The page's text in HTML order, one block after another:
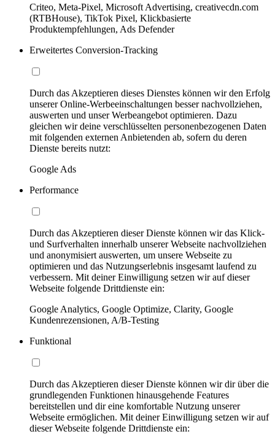
Criteo, Meta-Pixel, Microsoft Advertising, creativecdn.com
(RTBHouse), TikTok Pixel, Klickbasierte
Produktempfehlungen, Ads Defender
Erweitertes Conversion-Tracking
Durch das Akzeptieren dieses Dienstes können wir den Erfolg
unserer Online-Werbeeinschaltungen besser nachvollziehen,
auswerten und unser Werbeangebot optimieren. Dazu
gleichen wir deine verschlüsselten personenbezogenen Daten
mit folgenden externen Anbietenden ab, sofern du deren
Dienste bereits nutzt:
Google Ads
Performance
Durch das Akzeptieren dieser Dienste können wir das Klick-
und Surfverhalten innerhalb unserer Webseite nachvollziehen
und anonymisiert auswerten, um unsere Webseite zu
optimieren und das Nutzungserlebnis insgesamt laufend zu
verbessern. Mit deiner Einwilligung setzen wir auf dieser
Webseite folgende Drittdienste ein:
Google Analytics, Google Optimize, Clarity, Google
Kundenrezensionen, A/B-Testing
Funktional
Durch das Akzeptieren dieser Dienste können wir dir über die
grundlegenden Funktionen hinausgehende Features
bereitstellen und dir eine komfortable Nutzung unserer
Webseite ermöglichen. Mit deiner Einwilligung setzen wir auf
dieser Webseite folgende Drittdienste ein: